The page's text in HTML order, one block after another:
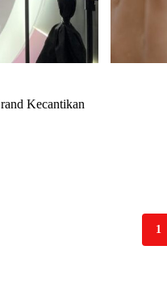
Kecantikan
1